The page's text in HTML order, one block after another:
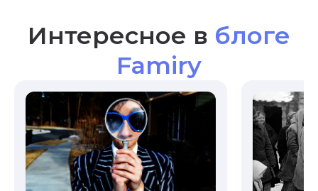
Интересное в блоге
Famiry